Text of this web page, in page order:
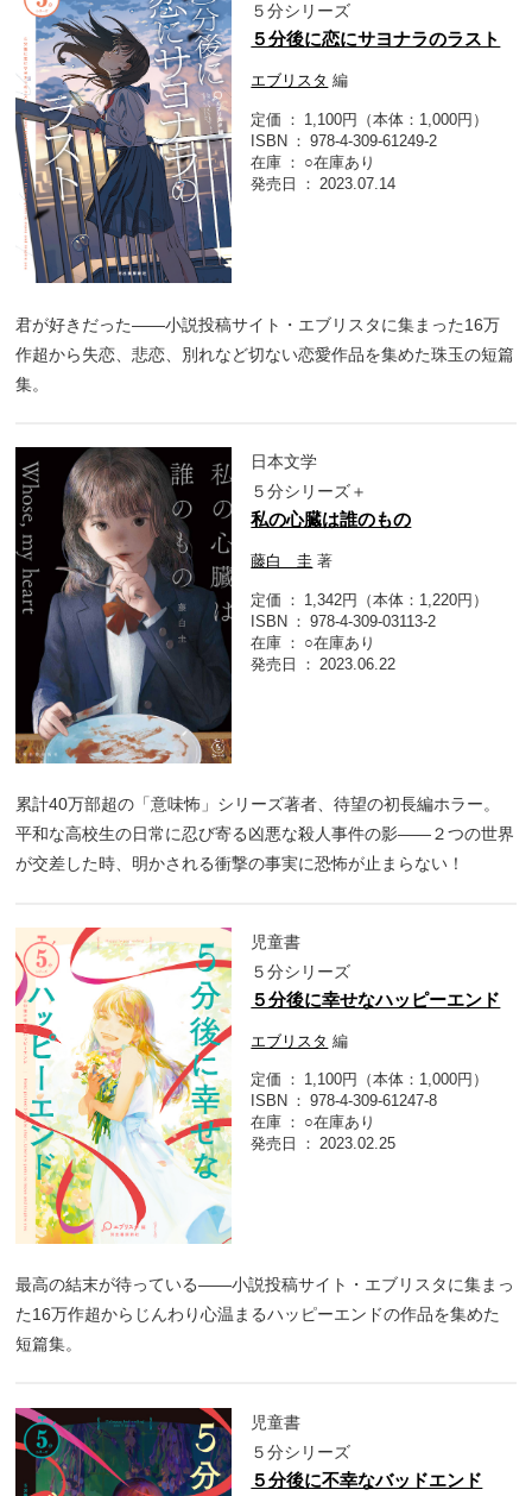
５分シリーズ
５分後に恋にサヨナラのラスト
エブリスタ 編
定価
1,100円（本体：1,000円）
ISBN
978-4-309-61249-2
在庫
○在庫あり
発売日
2023.07.14
君が好きだった――小説投稿サイト・エブリスタに集まった16万
作超から失恋、悲恋、別れなど切ない恋愛作品を集めた珠玉の短篇
集。
日本文学
５分シリーズ＋
私の心臓は誰のもの
藤白 圭 著
定価
1,342円（本体：1,220円）
ISBN
978-4-309-03113-2
在庫
○在庫あり
発売日
2023.06.22
累計40万部超の「意味怖」シリーズ著者、待望の初長編ホラー。
平和な高校生の日常に忍び寄る凶悪な殺人事件の影――２つの世界
が交差した時、明かされる衝撃の事実に恐怖が止まらない！
児童書
５分シリーズ
５分後に幸せなハッピーエンド
エブリスタ 編
定価
1,100円（本体：1,000円）
ISBN
978-4-309-61247-8
在庫
○在庫あり
発売日
2023.02.25
最高の結末が待っている――小説投稿サイト・エブリスタに集まっ
た16万作超からじんわり心温まるハッピーエンドの作品を集めた
短篇集。
児童書
５分シリーズ
５分後に不幸なバッドエンド